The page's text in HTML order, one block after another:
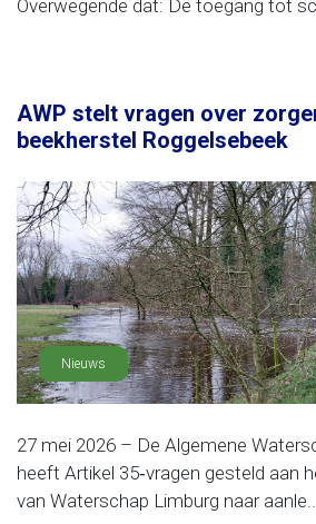
Overwegende dat: De toegang tot
AWP stelt vragen over
beekherstel Roggelsebeek
Nieuws
27 mei 2026 – De Algemene
heeft Artikel 35‑vragen gesteld aan
van Waterschap Limburg naar